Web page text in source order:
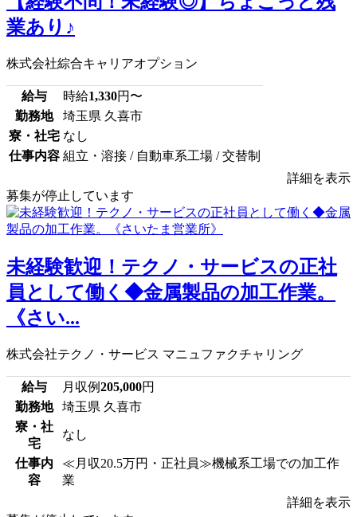
業あり♪
株式会社綜合キャリアオプション
給与 時給1,330円〜
勤務地
埼玉県 久喜市
寮・社宅 なし
仕事内容 組立・溶接 / 自動車系工場 / 交替制
詳細を表示
募集が停止しています
未経験歓迎！テクノ・サービスの正社
員として働く◆金属製品の加工作業。
《さい...
株式会社テクノ・サービス マニュファクチャリング
給与 月収例205,000円
勤務地
埼玉県 久喜市
寮・社
宅
なし
仕事内
容
≪月収20.5万円・正社員≫機械系工場での加工作
業
詳細を表示